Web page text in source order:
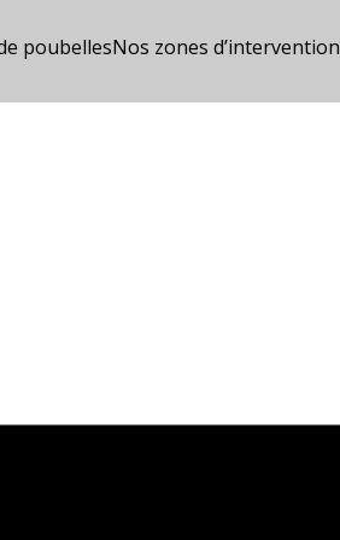
poubellesNos zones d’intervention